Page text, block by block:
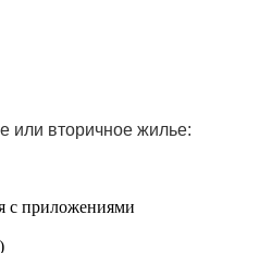
или вторичное жилье:
с приложениями